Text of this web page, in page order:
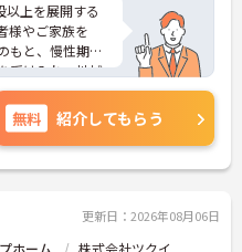
上を展開する
様やご家族を
もと、慢性期や
受け入れ、地域
を推進していま
います。急変
するため、初任
や入浴介助など
境です。多職種
す。働き方の面
休となるほ
無料 紹介してもらう
更新日：2026年08月06日